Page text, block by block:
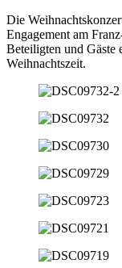
Die
Engagement am
Beteiligten und Gäste
Weihnachtszeit.